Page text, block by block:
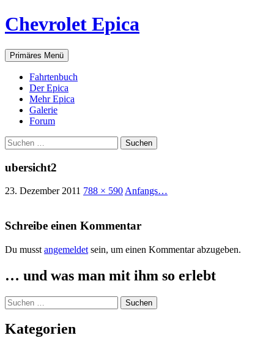
Zum
Inhalt
Chevrolet Epica
Suchen
Primäres Menü
Fahrtenbuch
Der Epica
Mehr Epica
Galerie
Forum
Suchen
nach:
ubersicht2
23. Dezember 2011 788 × 590 Anfangs…
Schreibe einen Kommentar
Du musst angemeldet sein, um einen Kommentar abzugeben.
… und was man mit ihm so erlebt
Suchen
nach:
Kategorien